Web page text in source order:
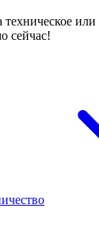
техническое
сейчас!